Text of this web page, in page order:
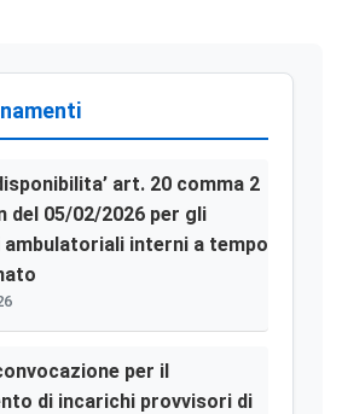
art. 20 comma 2
del 05/02/2026 per gli
interni a tempo
per il
di incarichi provvisori di